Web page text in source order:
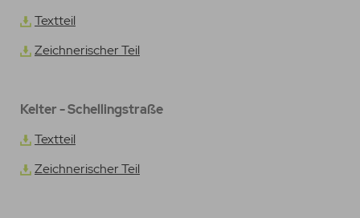
Textteil
Zeichnerischer Teil
Kelter - Schellingstraße
Textteil
Zeichnerischer Teil